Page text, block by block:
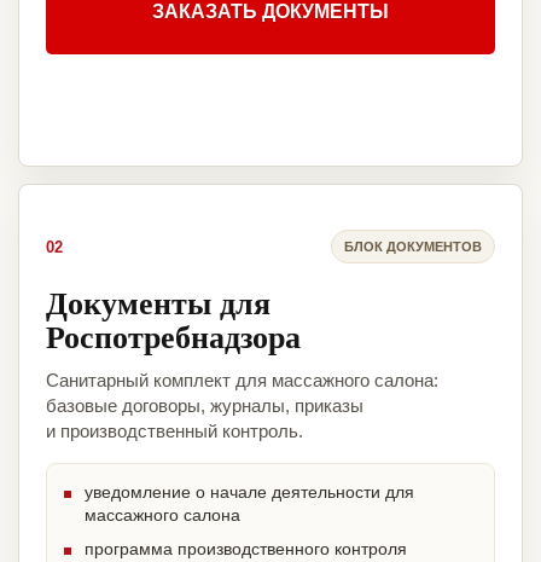
ЗАКАЗАТЬ ДОКУМЕНТЫ
02 БЛОК ДОКУМЕНТОВ
Документы для
Роспотребнадзора
Санитарный комплект для массажного салона:
базовые договоры, журналы, приказы
и производственный контроль.
уведомление о начале деятельности для
массажного салона
программа производственного контроля